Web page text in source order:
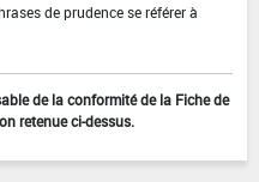
de prudence se référer à
de la conformité de la Fiche de
retenue ci-dessus.